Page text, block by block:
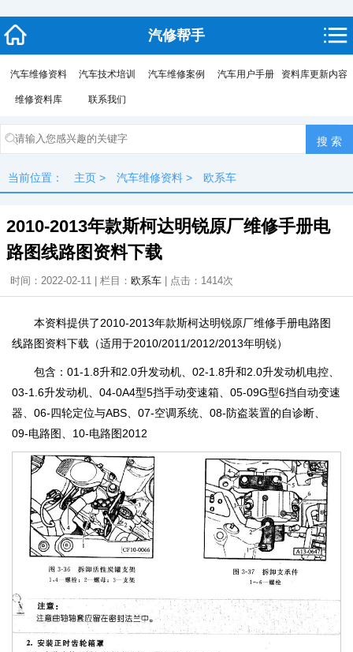
汽修帮手
汽车维修资料 汽车技术培训 汽车维修案例 汽车用户手册 资料库更新内容
维修资料库 联系我们
当前位置： 主页 > 汽车维修资料 > 欧系车
2010-2013年款斯柯达明锐原厂维修手册电
路图线路图资料下载
时间：2022-02-11 | 栏目： 欧系车 | 点击： 1414次
本资料提供了2010-2013年款斯柯达明锐原厂维修手册电路图
线路图资料下载（适用于2010/2011/2012/2013年明锐）
包含：01-1.8升和2.0升发动机、02-1.8升和2.0升发动机电控、
03-1.6升发动机、04-0A4型5挡手动变速箱、05-09G型6挡自动变速
器、06-四轮定位与ABS、07-空调系统、08-防盗装置的自诊断、
09-电路图、10-电路图2012